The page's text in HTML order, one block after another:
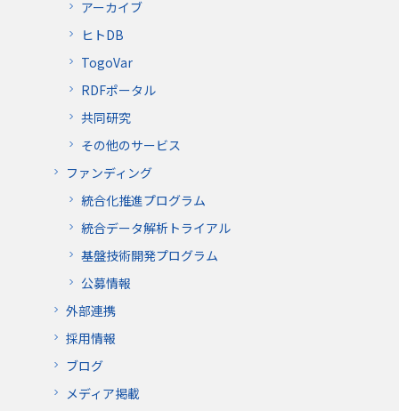
アーカイブ
ヒトDB
TogoVar
RDFポータル
共同研究
その他のサービス
ファンディング
統合化推進プログラム
統合データ解析トライアル
基盤技術開発プログラム
公募情報
外部連携
採用情報
ブログ
メディア掲載